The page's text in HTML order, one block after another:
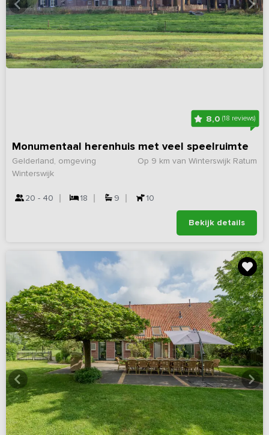
8,0(18 reviews)
Monumentaal herenhuis met veel speelruimte
Op 9 km van Winterswijk Ratum
Gelderland, omgeving
Winterswijk
20 - 40 18 9 10
Bekijk details